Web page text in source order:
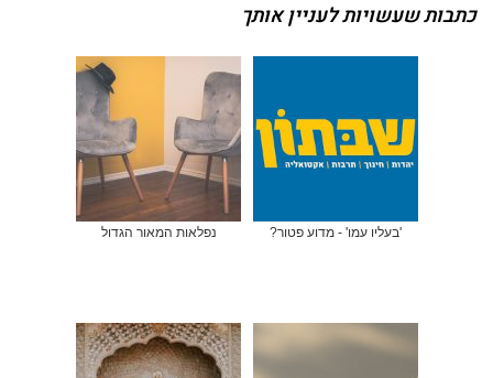
כתבות שעשויות לעניין אותך
'בעליו עמו' - מדוע פטור? נפלאות המאור הגדול